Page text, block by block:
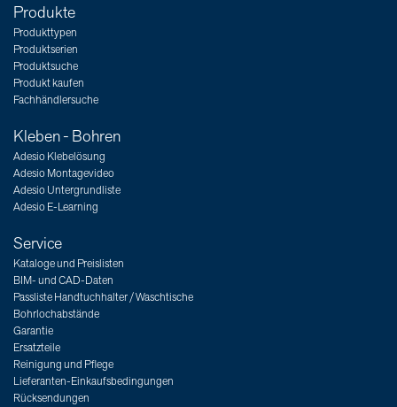
Produkte
Produkttypen
Produktserien
Produktsuche
Produkt kaufen
Fachhändlersuche
Kleben - Bohren
Adesio Klebelösung
Adesio Montagevideo
Adesio Untergrundliste
Adesio E-Learning
Service
Kataloge und Preislisten
BIM- und CAD-Daten
Passliste Handtuchhalter / Waschtische
Bohrlochabstände
Garantie
Ersatzteile
Reinigung und Pflege
Lieferanten-Einkaufsbedingungen
Rücksendungen